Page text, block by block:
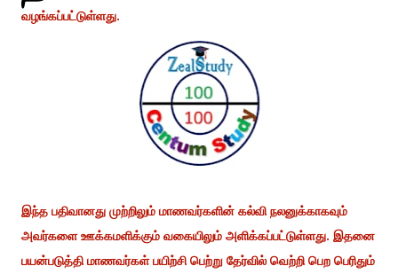
வழங்கப்பட்டுள்ளது.
இந்த பதிவானது முற்றிலும் மாணவர்களின் கல்வி நலனுக்காகவும்
அவர்களை ஊக்கமளிக்கும் வகையிலும் அளிக்கப்பட்டுள்ளது. இதனை
பயன்படுத்தி மாணவர்கள் பயிற்சி பெற்று தேர்வில் வெற்றி பெற பெரிதும்